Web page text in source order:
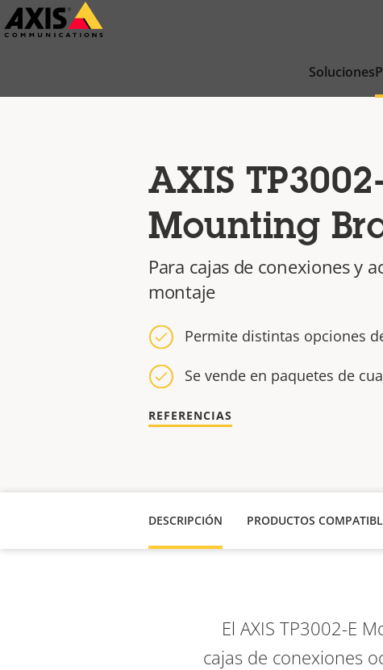
Saltar
al
Soluciones
AXIS
Mounting
Para cajas de conexiones y
montaje
Permite distintas opciones
Se vende en paquetes de
REFERENCIAS
DESCRIPCIÓN PRODUCTOS
El AXIS TP3002-E
cajas de conexiones